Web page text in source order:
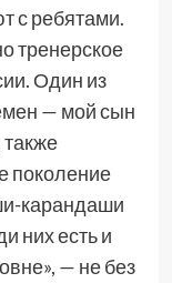
с ребятами.
тренерское
Один из
— мой сын
поколение
карандаши
них есть и
— не без